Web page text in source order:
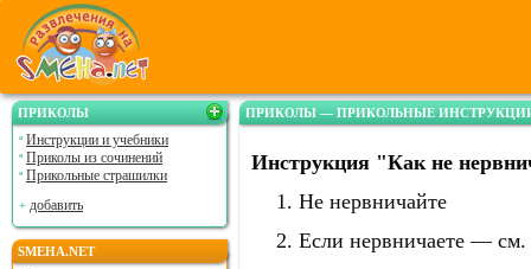
ПРИКОЛЫ
Инструкции и учебники
Приколы из сочинений
Прикольные страшилки
добавить
SMEHA.NET
ПРИКОЛЫ — ПРИКОЛЬНЫЕ
Инструкция "Как не
Не нервничайте
Если нервничаете — см.